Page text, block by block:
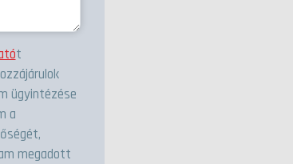
t
ügyintézése
a
megadott